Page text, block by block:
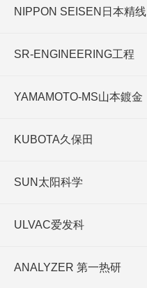
NIPPON SEISEN日本精线
SR-ENGINEERING工程
YAMAMOTO-MS山本鍍金
KUBOTA久保田
SUN太阳科学
ULVAC爱发科
ANALYZER 第一热研